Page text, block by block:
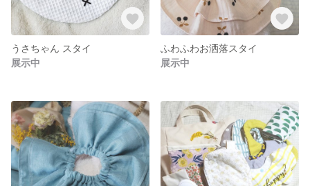
うさちゃん スタイ
展示中
ふわふわお洒落スタイ
展示中